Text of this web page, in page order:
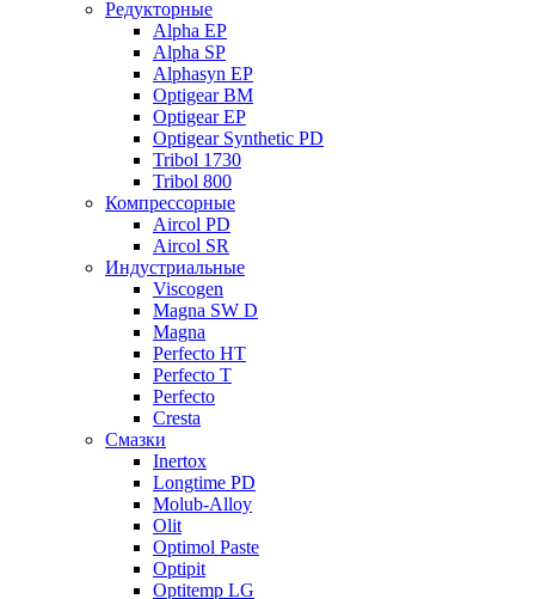
Редукторные
Alpha EP
Alpha SP
Alphasyn EP
Optigear BM
Optigear EP
Optigear Synthetic PD
Tribol 1730
Tribol 800
Компрессорные
Aircol PD
Aircol SR
Индустриальные
Viscogen
Magna SW D
Magna
Perfecto HT
Perfecto T
Perfecto
Cresta
Смазки
Inertox
Longtime PD
Molub-Alloy
Olit
Optimol Paste
Optipit
Optitemp LG